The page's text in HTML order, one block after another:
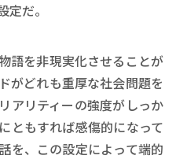
だ。
語を非現実化させることが
がどれも重厚な社会問題を
アリティーの強度がしっか
ともすれば感傷的になって
を、この設定によって端的